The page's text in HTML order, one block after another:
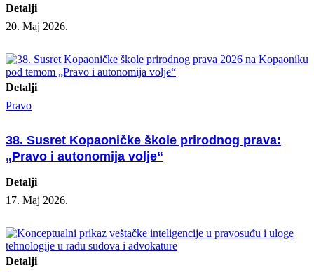
Detalji
20. Maj 2026.
Detalji
Pravo
38. Susret Kopaoničke škole prirodnog prava:
„Pravo i autonomija volje“
Detalji
17. Maj 2026.
Detalji